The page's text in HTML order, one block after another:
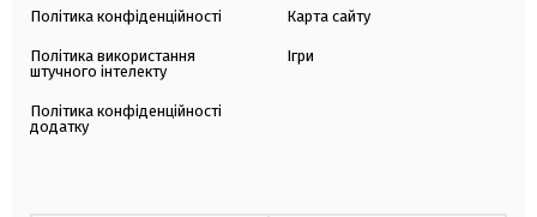
Політика конфіденційності
Політика використання
штучного інтелекту
Політика конфіденційності
додатку
Карта сайту
Ігри